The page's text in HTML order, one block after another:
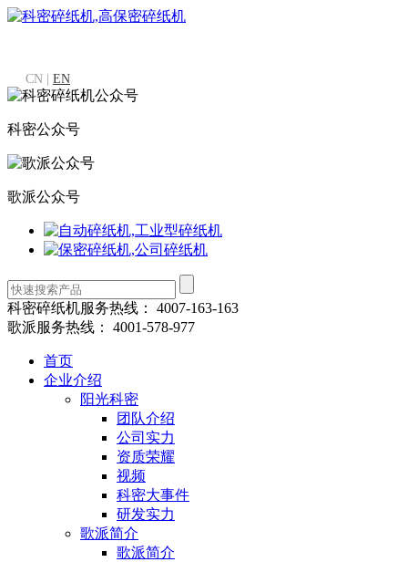
CN | EN
科密公众号
歌派公众号
科密碎纸机服务热线：
4007-163-163
歌派服务热线：
4001-578-977
首页
企业介绍
阳光科密
团队介绍
公司实力
资质荣耀
视频
科密大事件
研发实力
歌派简介
歌派简介